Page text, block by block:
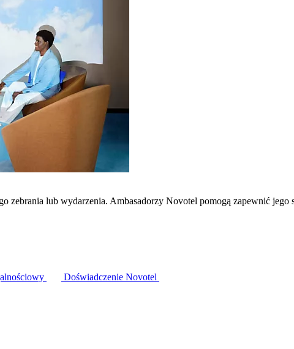
zebrania lub wydarzenia. Ambasadorzy Novotel pomogą zapewnić jego
Doświadczenie Novotel